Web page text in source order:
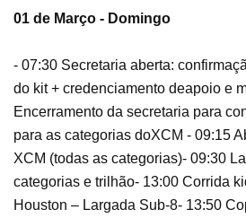
01 de Março - Domingo
- 07:30 Secretaria aberta:
do kit + credenciamento deapoio e
Encerramento da secretaria para
para as categorias doXCM - 09:15
XCM (todas as categorias)- 09:30
categorias e trilhão- 13:00 Corrida
Houston – Largada Sub-8- 13:50